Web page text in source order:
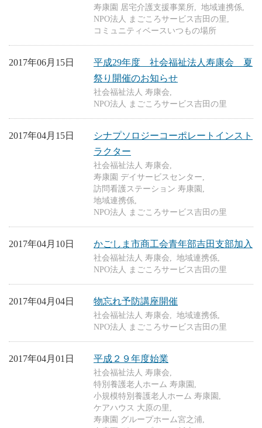
寿康園 居宅介護支援事業所
地域連携係
NPO法人 まごころサービス吉田の里
コミュニティベースいつもの場所
平成29年度 社会福祉法人寿康会 夏
祭り開催のお知らせ
2017年06月15日
社会福祉法人 寿康会
NPO法人 まごころサービス吉田の里
シナプソロジーコーポレートインスト
ラクター
2017年04月15日
社会福祉法人 寿康会
寿康園 デイサービスセンター
訪問看護ステーション 寿康園
地域連携係
NPO法人 まごころサービス吉田の里
かごしま市商工会青年部吉田支部加入
2017年04月10日
社会福祉法人 寿康会
地域連携係
NPO法人 まごころサービス吉田の里
物忘れ予防講座開催
2017年04月04日
社会福祉法人 寿康会
地域連携係
NPO法人 まごころサービス吉田の里
平成２９年度始業
2017年04月01日
社会福祉法人 寿康会
特別養護老人ホーム 寿康園
小規模特別養護老人ホーム 寿康園
ケアハウス 大原の里
寿康園 グループホーム宮之浦